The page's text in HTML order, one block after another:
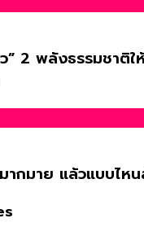
” 2 พลังธรรมชาติใ
ากมาย แล้วแบบไห